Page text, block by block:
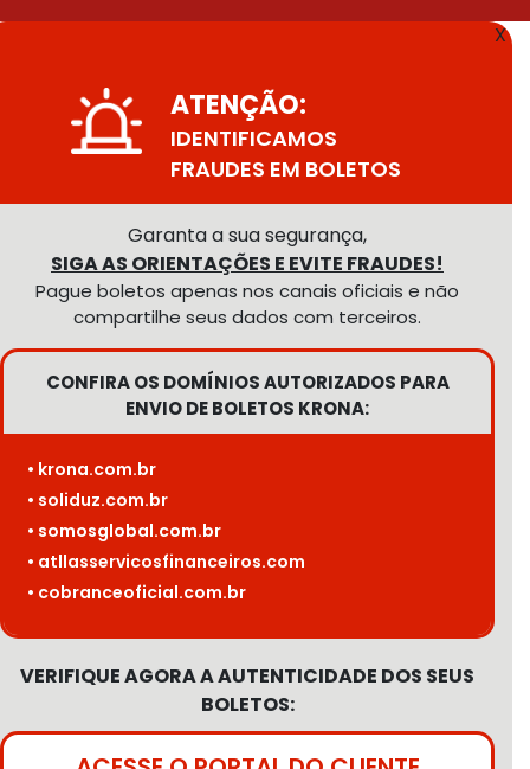
X
ATENÇÃO:
IDENTIFICAMOS
FRAUDES EM BOLETOS
Garanta a sua segurança,
SIGA AS ORIENTAÇÕES E EVITE FRAUDES!
Pague boletos apenas nos canais oficiais e não
compartilhe seus dados com terceiros.
CONFIRA OS DOMÍNIOS AUTORIZADOS PARA
ENVIO DE BOLETOS KRONA:
• krona.com.br
• soliduz.com.br
• somosglobal.com.br
• atllasservicosfinanceiros.com
• cobranceoficial.com.br
VERIFIQUE AGORA A AUTENTICIDADE DOS SEUS
BOLETOS: